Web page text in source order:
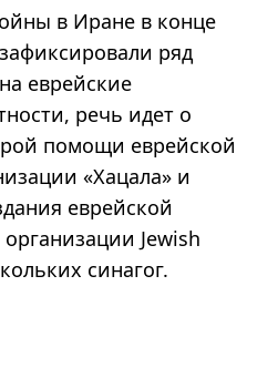
в Иране в конце
ряд
еврейские
речь идет о
помощи еврейской
«Хацала» и
еврейской
Jewish
синагог.